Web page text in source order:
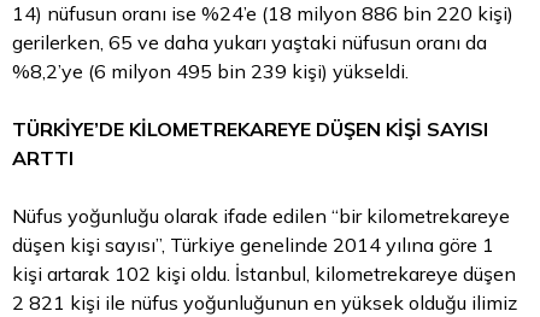
14) nüfusun oranı ise %24’e (18 milyon 886 bin 220 kişi)
gerilerken, 65 ve daha yukarı yaştaki nüfusun oranı da
%8,2’ye (6 milyon 495 bin 239 kişi) yükseldi.
TÜRKİYE’DE KİLOMETREKAREYE DÜŞEN KİŞİ SAYISI
ARTTI
Nüfus yoğunluğu olarak ifade edilen “bir kilometrekareye
düşen kişi sayısı”, Türkiye genelinde 2014 yılına göre 1
kişi artarak 102 kişi oldu. İstanbul, kilometrekareye düşen
2 821 kişi ile nüfus yoğunluğunun en yüksek olduğu ilimiz